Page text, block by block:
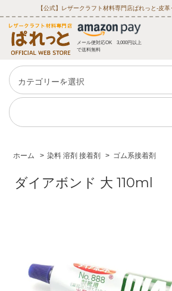
【公式】レザークラフト材料専門店ぱれっと‐皮
メール便対応OK 3,000円以上
で送料無料
ホーム > 染料 溶剤 接着剤 > ゴム系接着剤
ダイアボンド 大 110ml